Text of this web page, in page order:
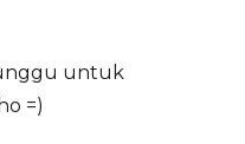
untuk
=)